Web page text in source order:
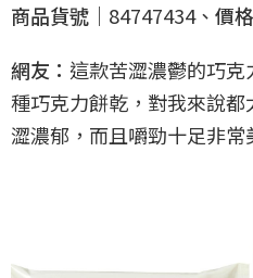
商品貨號｜ 84747434、 價
網友： 這款苦澀濃鬱的巧
種巧克力餅乾，對我來說
澀濃郁，而且嚼勁十足非常